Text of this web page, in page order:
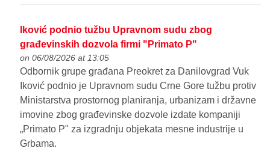
Iković podnio tužbu Upravnom sudu zbog
građevinskih dozvola firmi "Primato P"
on 06/08/2026 at 13:05
Odbornik grupe građana Preokret za Danilovgrad Vuk
Iković podnio je Upravnom sudu Crne Gore tužbu protiv
Ministarstva prostornog planiranja, urbanizam i državne
imovine zbog građevinske dozvole izdate kompaniji
„Primato P" za izgradnju objekata mesne industrije u
Grbama.